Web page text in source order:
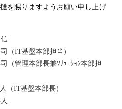
を賜りますようお願い申し上げ
基盤本部担当）
本部長兼ｿﾘｭｰｼｮﾝ本部担
基盤本部長）